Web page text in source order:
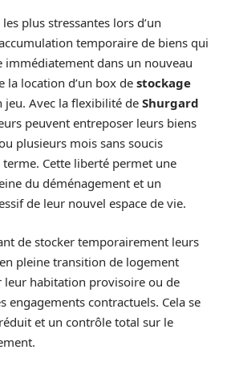
plus stressantes lors d’un
temporaire de biens qui
immédiatement dans un nouveau
la location d’un box de stockage
jeu. Avec la flexibilité de Shurgard
peuvent entreposer leurs biens
plusieurs mois sans soucis
terme. Cette liberté permet une
du déménagement et un
de leur nouvel espace de vie.
de stocker temporairement leurs
pleine transition de logement
leur habitation provisoire ou de
engagements contractuels. Cela se
et un contrôle total sur le